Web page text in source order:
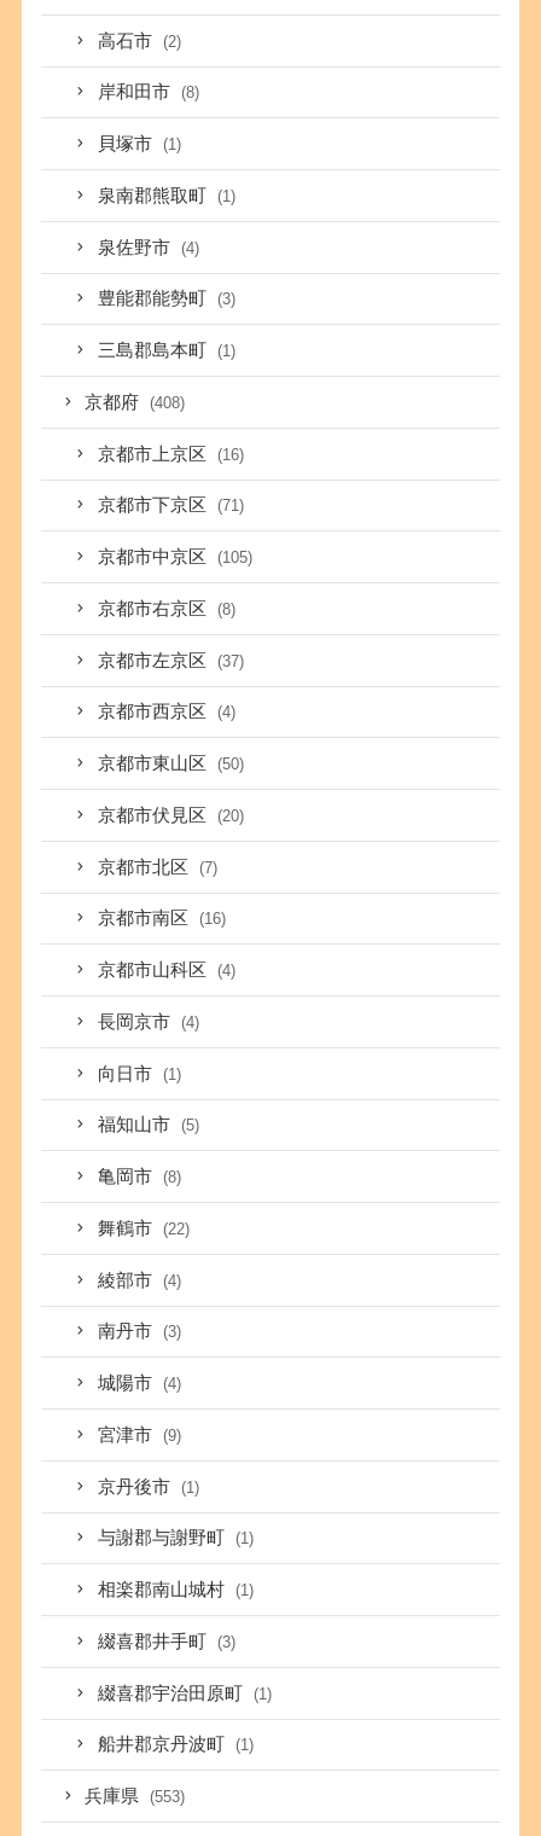
高石市 (2)
岸和田市 (8)
貝塚市 (1)
泉南郡熊取町 (1)
泉佐野市 (4)
豊能郡能勢町 (3)
三島郡島本町 (1)
京都府 (408)
京都市上京区 (16)
京都市下京区 (71)
京都市中京区 (105)
京都市右京区 (8)
京都市左京区 (37)
京都市西京区 (4)
京都市東山区 (50)
京都市伏見区 (20)
京都市北区 (7)
京都市南区 (16)
京都市山科区 (4)
長岡京市 (4)
向日市 (1)
福知山市 (5)
亀岡市 (8)
舞鶴市 (22)
綾部市 (4)
南丹市 (3)
城陽市 (4)
宮津市 (9)
京丹後市 (1)
与謝郡与謝野町 (1)
相楽郡南山城村 (1)
綴喜郡井手町 (3)
綴喜郡宇治田原町 (1)
船井郡京丹波町 (1)
兵庫県 (553)